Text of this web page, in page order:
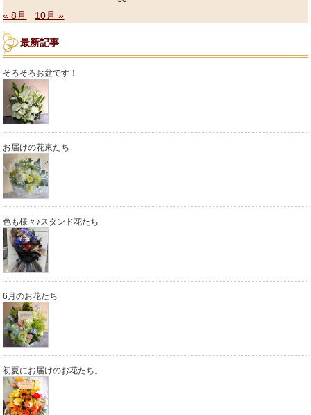
« 8月 10月 »
最新記事
そろそろお盆です！
お届けの花束たち
色も様々♪スタンド花たち
6月のお花たち
初夏にお届けのお花たち。